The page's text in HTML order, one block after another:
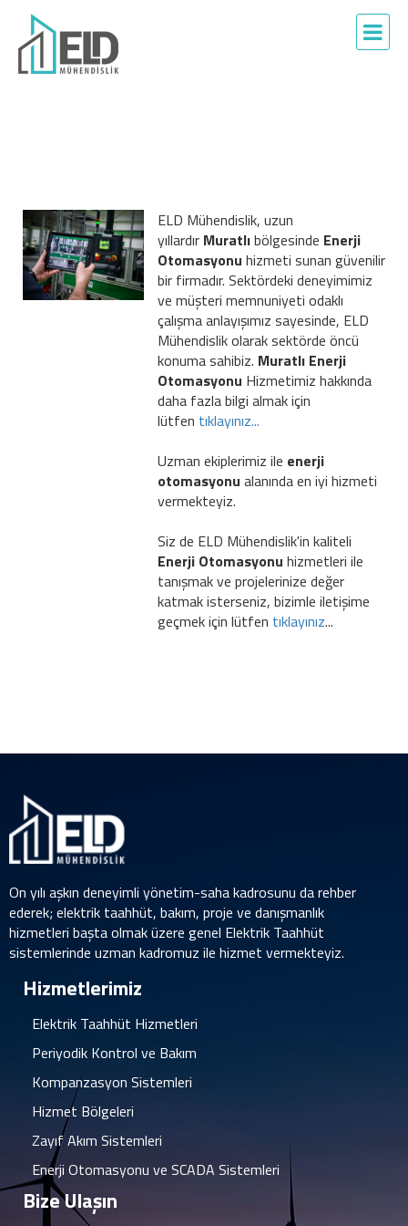
ELD Mühendislik, uzun
yıllardır Muratlıbölgesinde Enerji
Otomasyonu hizmeti sunan güvenilir
bir firmadır. Sektördeki deneyimimiz
ve müşteri memnuniyeti odaklı
çalışma anlayışımız sayesinde, ELD
Mühendislik olarak sektörde öncü
konuma sahibiz. Muratlı Enerji
Otomasyonu Hizmetimiz hakkında
daha fazla bilgi almak için
lütfen tıklayınız...
Uzman ekiplerimiz ile enerji
otomasyonu alanında en iyi hizmeti
vermekteyiz.
Siz de ELD Mühendislik'in kaliteli
Enerji Otomasyonu hizmetleri ile
tanışmak ve projelerinize değer
katmak isterseniz, bizimle iletişime
geçmek için lütfen tıklayınız...
On yılı aşkın deneyimli yönetim-saha kadrosunu da rehber
ederek; elektrik taahhüt, bakım, proje ve danışmanlık
hizmetleri başta olmak üzere genel Elektrik Taahhüt
sistemlerinde uzman kadromuz ile hizmet vermekteyiz.
Hizmetlerimiz
Elektrik Taahhüt Hizmetleri
Periyodik Kontrol ve Bakım
Kompanzasyon Sistemleri
Hizmet Bölgeleri
Zayıf Akım Sistemleri
Enerji Otomasyonu ve SCADA Sistemleri
Bize Ulaşın